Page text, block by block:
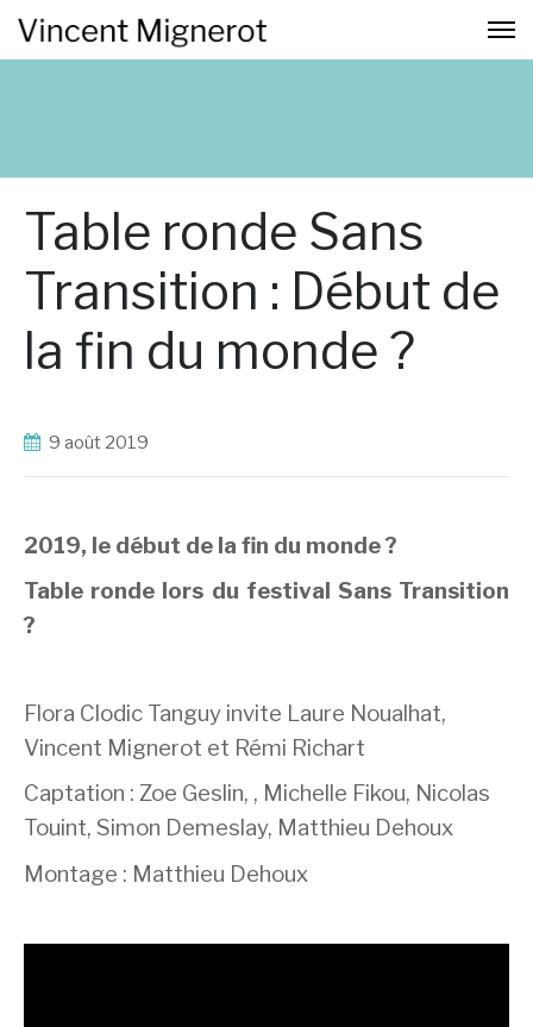
Table ronde Sans
Transition : Début de
la fin du monde ?
9 août 2019
2019, le début de la fin du monde ?
Table ronde lors du festival Sans Transition
?
Flora Clodic Tanguy invite Laure Noualhat,
Vincent Mignerot et Rémi Richart
Captation : Zoe Geslin, , Michelle Fikou, Nicolas
Touint, Simon Demeslay, Matthieu Dehoux
Montage : Matthieu Dehoux